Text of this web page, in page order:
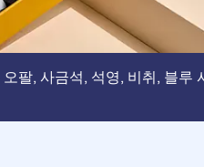
팔, 사금석, 석영, 비취, 블루